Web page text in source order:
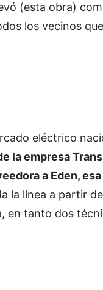
(esta obra)
los vecinos
eléctrico
la empresa
a Eden,
la línea a partir
en tanto dos